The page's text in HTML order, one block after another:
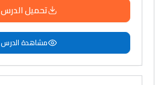
تحميل الدرس
مشاهدة الدرس